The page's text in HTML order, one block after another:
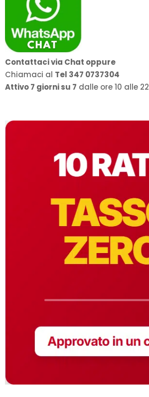
Contattaci via Chat oppure
Chiamaci al Tel 347 0737304
Attivo 7 giorni su 7 dalle ore 10 alle 22